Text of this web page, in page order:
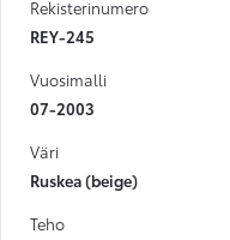
Rekisterinumero
REY-245
Vuosimalli
07-2003
Väri
Ruskea (beige)
Teho